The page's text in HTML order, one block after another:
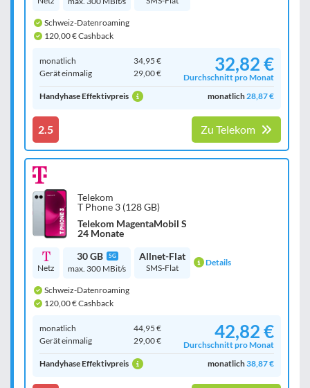
Schweiz-Datenroaming
120,00 € Cashback
monatlich
34,95 €
Gerät einmalig
29,00 € 32,82 €
Durchschnitt pro Monat
Handyhase Effektivpreis
monatlich 28,87 €
2.5 Zu Telekom
Telekom
T Phone 3 (128 GB)
Telekom MagentaMobil S
24 Monate
Netz
30 GB 5G
max. 300 MBit/s
Allnet-Flat
SMS-Flat Details
Schweiz-Datenroaming
120,00 € Cashback
monatlich
44,95 €
Gerät einmalig
29,00 € 42,82 €
Durchschnitt pro Monat
Handyhase Effektivpreis
monatlich38,87 €